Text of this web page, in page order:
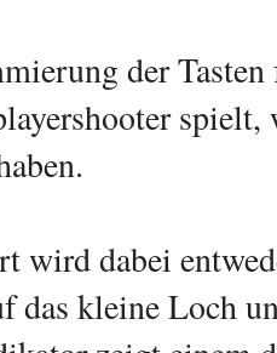
der
spielt,
wird dabei
das kleine Loch